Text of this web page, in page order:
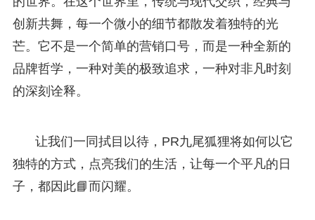
创新共舞，每一个微小的细节都散发着独特的光
芒。它不是一个简单的营销口号，而是一种全新的
品牌哲学，一种对美的极致追求，一种对非凡时刻
的深刻诠释。
让我们一同拭目以待，PR九尾狐狸将如何以它
独特的方式，点亮我们的生活，让每一个平凡的日
子，都因此📘而闪耀。